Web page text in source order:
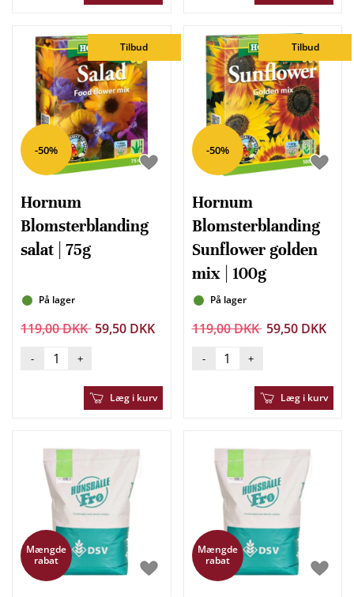
-50%
Hornum
Blomsterblanding
salat | 75g
På lager
Tilbud
119,00 DKK 59,50 DKK
- +
Læg i kurv
-50%
Hornum
Blomsterblanding
Sunflower golden
mix | 100g
På lager
Tilbud
119,00 DKK 59,50 DKK
- +
Læg i kurv
Mængde
rabat
Mængde
rabat